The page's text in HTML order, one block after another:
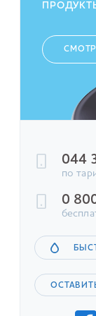
044
по
0